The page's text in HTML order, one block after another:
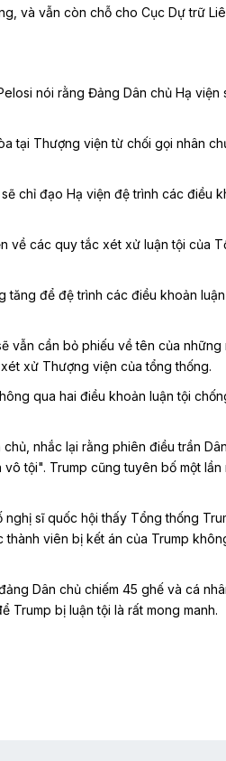
và vẫn còn chỗ cho Cục Dự trữ
nói rằng Đảng Dân chủ Hạ
tại Thượng viện từ chối gọi nhân
chỉ đạo Hạ viện đệ trình các điều
các quy tắc xét xử luận tội của
để đệ trình các điều khoản
vẫn cần bỏ phiếu về tên của
xử Thượng viện của tổng thống.
qua hai điều khoản luận tội
nhắc lại rằng phiên điều trần
tội". Trump cũng tuyên bố một
sĩ quốc hội thấy Tổng thống
viên bị kết án của Trump
Dân chủ chiếm 45 ghế và cá
Trump bị luận tội là rất mong manh.